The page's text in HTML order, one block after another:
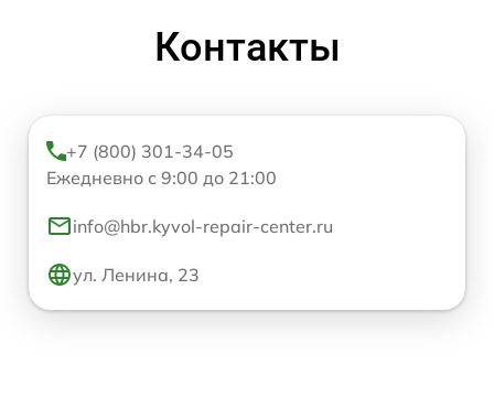
Контакты
+7 (800) 301-34-05
Ежедневно с 9:00 до 21:00
info@hbr.kyvol-repair-center.ru
ул. Ленина, 23